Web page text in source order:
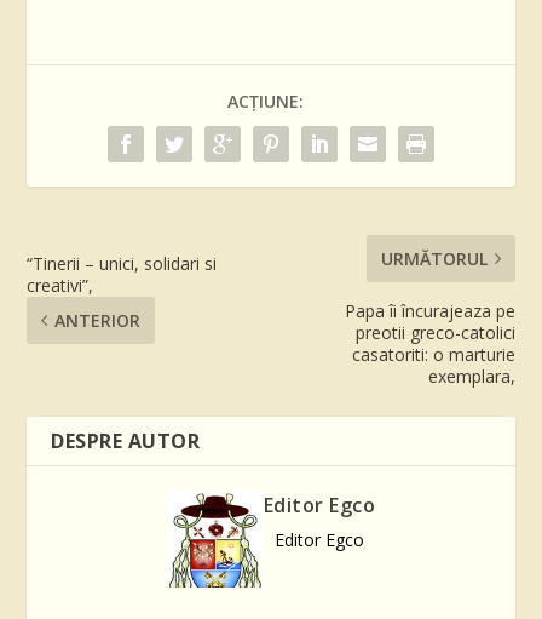
ACȚIUNE:
“Tinerii – unici, solidari si
creativi”,
ANTERIOR
URMĂTORUL
Papa îi încurajeaza pe
preotii greco-catolici
casatoriti: o marturie
exemplara,
DESPRE AUTOR
Editor Egco
Editor Egco